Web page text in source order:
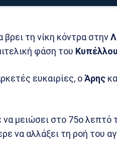
βρει τη νίκη κόντρα στην
φάση του
ευκαιρίες, οΆρης
μειώσει στο 75ο λεπτό
να αλλάξει τη ροή του